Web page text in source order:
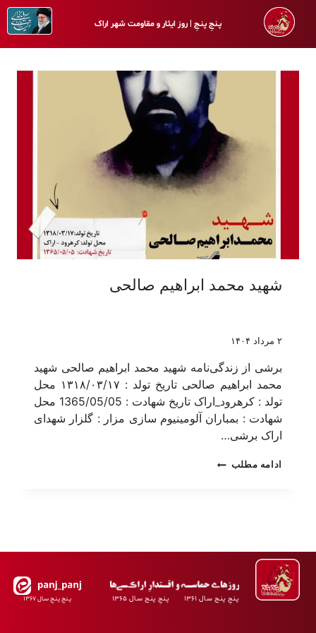
پـنجِ پنـجِ | روز ایثار و مقاومت شهر اراک
شهید محمد ابراهیم صالحی
۲ مرداد ۱۴۰۴
برشی از زندگی‌نامه شهید محمد ابراهیم صالحی شهید
محمد ابراهیم صالحی تاریخ تولد : ۱۳۱۸/۰۳/۱۷ محل
تولد : کرهرود_اراک تاریخ شهادت : 1365/05/05 محل
شهادت : بمباران آلومینیوم سازی مزار : گلزار شهدای
اراک برشی…
ادامه مطلب
پـنجِ پنـج سـال ۱۳۶۱ پـنجِ پنـج سـال ۱۳۶۵ پـنجِ پنـجِ سـال ۱۳۶۷